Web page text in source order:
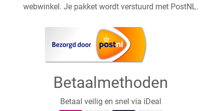
webwinkel. Je pakket wordt verstuurd met PostNL.
Betaalmethoden
Betaal veilig en snel via iDeal